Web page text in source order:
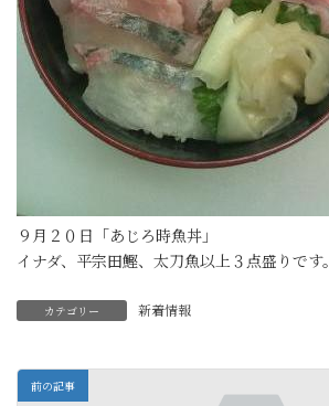
９月２０日「あじろ時魚丼」
イナダ、平宗田鰹、太刀魚以上３点盛りです。
カテゴリー 新着情報
前の記事